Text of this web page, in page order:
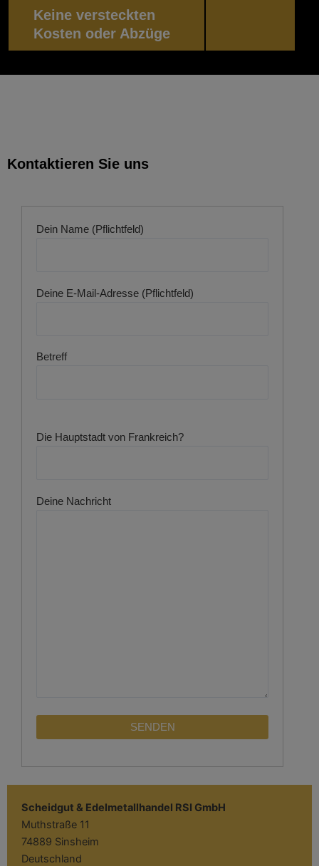
Keine versteckten
Kosten oder Abzüge
Kontaktieren Sie uns
Dein Name (Pflichtfeld)
Deine E-Mail-Adresse (Pflichtfeld)
Betreff
Die Hauptstadt von Frankreich?
Deine Nachricht
Scheidgut & Edelmetallhandel RSI GmbH
Muthstraße 11
74889 Sinsheim
Deutschland